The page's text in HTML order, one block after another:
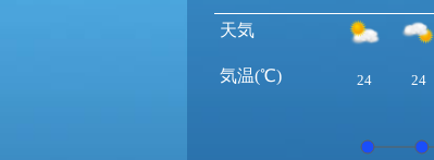
天気
気温(℃) 24 24